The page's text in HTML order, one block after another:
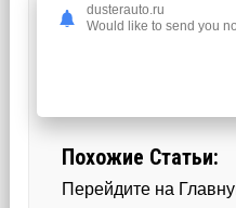
транспорта.
ваш железный конь
Похожие Статьи:
Перейдите на
dusterauto.ru
Would like to send you